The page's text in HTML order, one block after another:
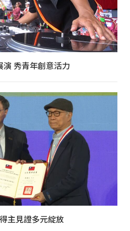
秀青年創意活力
主見證多元綻放